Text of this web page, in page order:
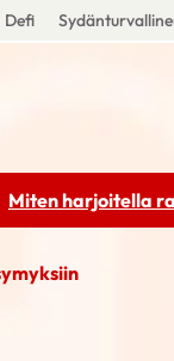
Defi
Miten harjoitella